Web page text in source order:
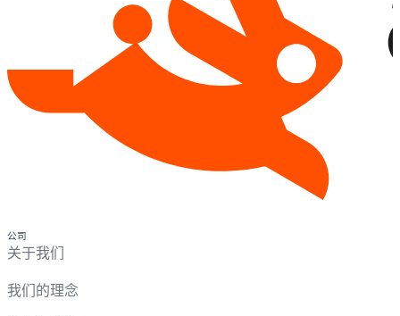
公司
关于我们
我们的理念